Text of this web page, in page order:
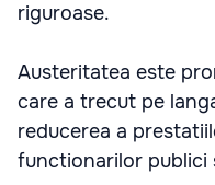
riguroase.
Austeritatea este
care a trecut pe
reducerea a
functionarilor publici